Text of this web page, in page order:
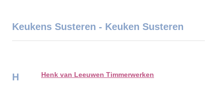
Keukens Susteren - Keuken Susteren
H Henk van Leeuwen Timmerwerken